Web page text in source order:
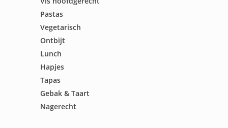
Pastas
Vegetarisch
Ontbijt
Lunch
Hapjes
Tapas
Gebak & Taart
Nagerecht